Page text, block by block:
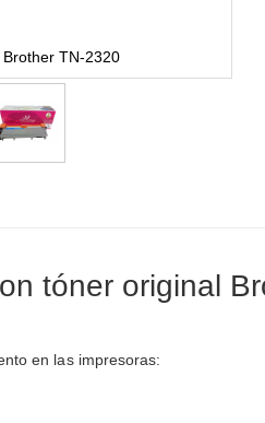
TN-2320
tóner original
en las impresoras: